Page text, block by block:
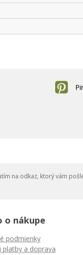
na odkaz, ktorý vám
o nákupe
podmienky
platby a doprava